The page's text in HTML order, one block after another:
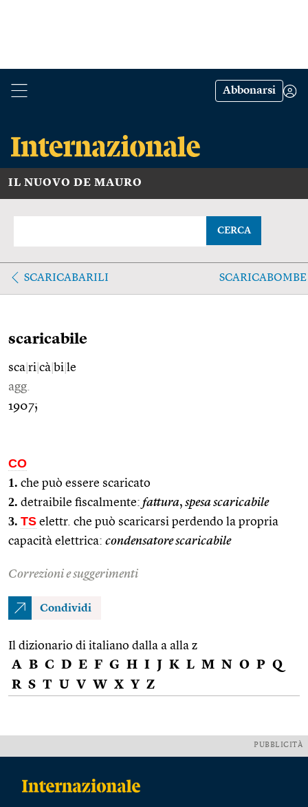
Abbonarsi
IL NUOVO DE MAURO
CERCA
SCARICABARILI SCARICABOMBE
scaricabile
sca ri cà bi le
agg.
1907;
CO
1. che può essere scaricato
2. detraibile fiscalmente: fattura, spesa scaricabile
3. TS elettr. che può scaricarsi perdendo la propria
capacità elettrica: condensatore scaricabile
Correzioni e suggerimenti
Condividi
Il dizionario di italiano dalla a alla z
A B C D E F G H I J K L M N O P Q
R S T U V W X Y Z
PUBBLICITÀ